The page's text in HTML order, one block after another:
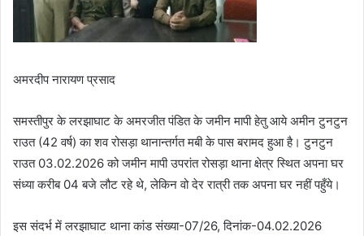
अमरदीप नारायण प्रसाद
समस्तीपुर के लरझाघाट के अमरजीत पंडित के जमीन मापी हेतु आये अमीन टुनटुन
राउत (42 वर्ष) का शव रोसड़ा थानान्तर्गत मबी के पास बरामद हुआ है। टुनटुन
राउत 03.02.2026 को जमीन मापी उपरांत रोसड़ा थाना क्षेत्र स्थित अपना घर
संध्या करीब 04 बजे लौट रहे थे, लेकिन वो देर रात्री तक अपना घर नहीं पहुँये।
इस संदर्भ में लरझाघाट थाना कांड संख्या-07/26, दिनांक-04.02.2026